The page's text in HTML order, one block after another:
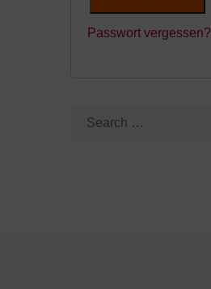
Passwort vergessen?